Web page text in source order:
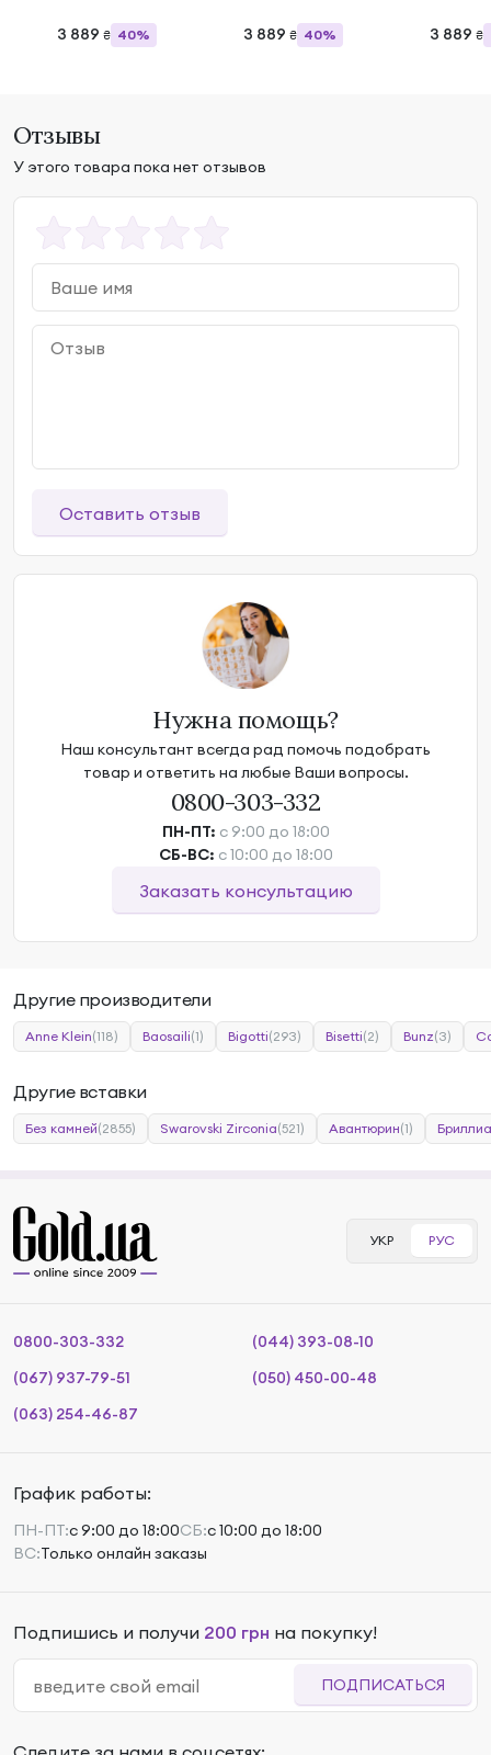
3 889 ₴ 40% 3 889 ₴ 40% 3 889 ₴
Отзывы
У этого товара пока нет отзывов
Оставить отзыв
Нужна помощь?
Наш консультант всегда рад помочь подобрать
товар и ответить на любые Ваши вопросы.
0800-303-332
ПН-ПТ: с 9:00 до 18:00
СБ-ВС: с 10:00 до 18:00
Заказать консультацию
Другие производители
Anne Klein(118) Baosaili(1) Bigotti(293) Bisetti(2) Bunz(3)
Другие вставки
Без камней(2855) Swarovski Zirconia(521) Авантюрин(1)
УКР РУС
0800-303-332
(044) 393-08-10
(067) 937-79-51
(050) 450-00-48
(063) 254-46-87
График работы:
ПН-ПТ:с 9:00 до 18:00СБ:с 10:00 до 18:00
ВС:Только онлайн заказы
Подпишись и получи 200 грн на покупку!
ПОДПИСАТЬСЯ